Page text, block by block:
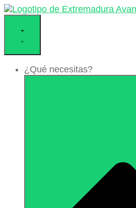
Ir
contenido
¿Qué necesitas?